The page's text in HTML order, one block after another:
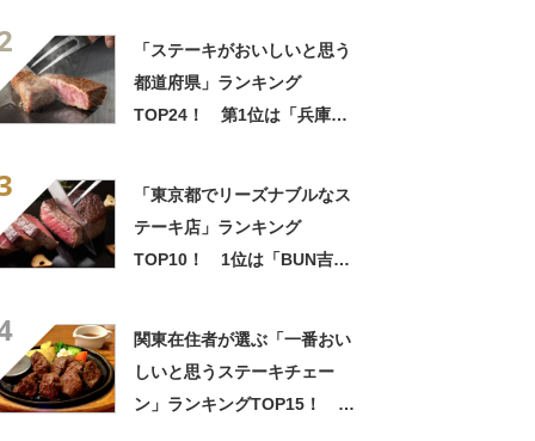
「ステーキがおいしいと思う
都道府県」ランキング
TOP24！ 第1位は「兵庫
「東京都でリーズナブルなス
テーキ店」ランキング
TOP10！ 1位は「BUN吉」
関東在住者が選ぶ「一番おい
しいと思うステーキチェー
ン」ランキングTOP15！ 第